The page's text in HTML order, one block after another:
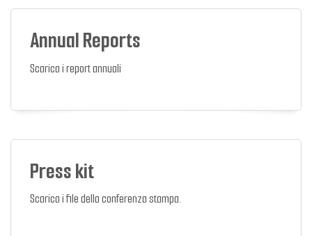
Annual Reports
Scarica i report annuali
Press kit
Scarica i file della conferenza stampa.